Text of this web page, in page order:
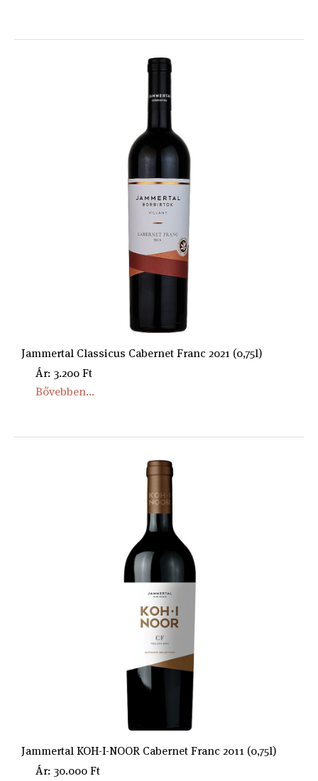
Jammertal Classicus Cabernet Franc 2021 (0,75l)
Ár: 3.200 Ft
Bővebben...
Jammertal KOH-I-NOOR Cabernet Franc 2011 (0,75l)
Ár: 30.000 Ft